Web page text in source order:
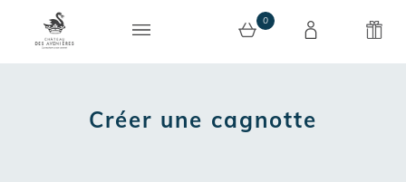
0
Créer une cagnotte